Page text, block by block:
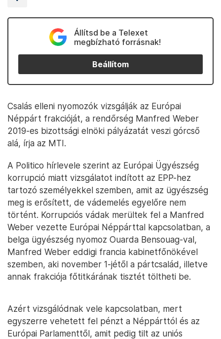
Állítsd be a Telexet
megbízható forrásnak!
Beállítom
Csalás elleni nyomozók vizsgálják az Európai
Néppárt frakcióját, a rendőrség Manfred Weber
2019-es bizottsági elnöki pályázatát veszi górcső
alá, írja az MTI.
A Politico hírlevele szerint az Európai Ügyészség
korrupció miatt vizsgálatot indított az EPP-hez
tartozó személyekkel szemben, amit az ügyészség
meg is erősített, de vádemelés egyelőre nem
történt. Korrupciós vádak merültek fel a Manfred
Weber vezette Európai Néppárttal kapcsolatban, a
belga ügyészség nyomoz Ouarda Bensouag-val,
Manfred Weber eddigi francia kabinetfőnökével
szemben, aki november 1-jétől a pártcsalád, illetve
annak frakciója főtitkárának tisztét töltheti be.
Azért vizsgálódnak vele kapcsolatban, mert
egyszerre vehetett fel pénzt a Néppárttól és az
Európai Parlamenttől, amit pedig tilt az uniós